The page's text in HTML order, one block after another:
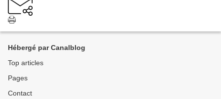
Hébergé par Canalblog
Top articles
Pages
Contact